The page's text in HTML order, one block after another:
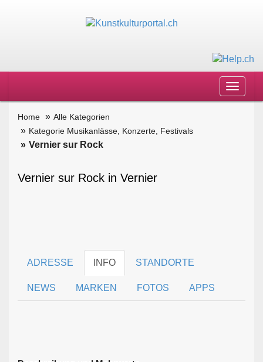
Toggle
Home
Alle Kategorien
Kategorie Musikanlässe, Konzerte, Festivals
Vernier sur Rock
Vernier sur Rock in Vernier
ADRESSE INFO STANDORTE
NEWS MARKEN FOTOS APPS